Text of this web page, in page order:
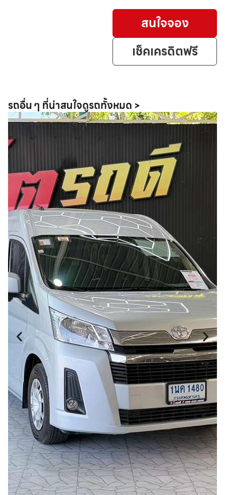
สนใจจอง
เช็คเครดิตฟรี
รถอื่น ๆ ที่น่าสนใจดูรถทั้งหมด >